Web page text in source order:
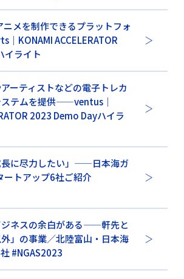
ニメを制作できるプラットフォ
｜KONAMI ACCELERATOR
イライト
ーティストなどの電子トレカ
ステムを提供——ventus｜
2023 Demo Dayハイラ
長に尽力したい」——日本海ガ
ートアップ6社ご紹介
ジネスの余白がある——軒先と
」の事業／北陸富山・日本海
#NGAS2023